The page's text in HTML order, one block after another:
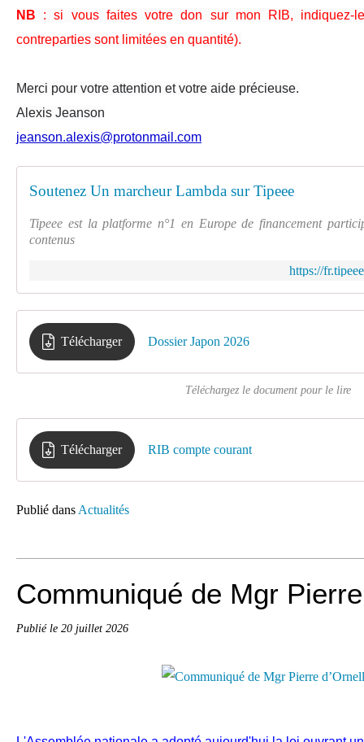
NB : si vous faites votre don sur mon RIB, indiquez-
contreparties sont limitées en quantité).
Merci pour votre attention et votre aide précieuse.
Alexis Jeanson
jeanson.alexis@protonmail.com
Soutenez Un marcheur Lambda sur Tipeee
Tipeee est la platforme n°1 en Europe de financement
contenus
https://
Télécharger Dossier Japon 2026
Téléchargez le document pour le lire
Télécharger RIB compte courant
Publié dans Actualités
Communiqué de Mgr
Publié le 20 juillet 2026